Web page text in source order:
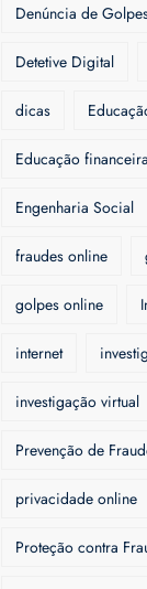
Denúncia de
Detetive Digital
dicas
Educação financeira
Engenharia Social
fraudes online
golpes online
internet
investigação virtual
Prevenção de
privacidade online
Proteção contra